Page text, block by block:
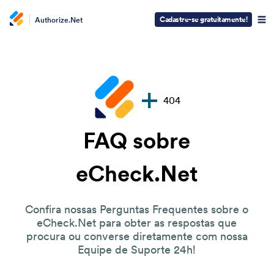
Authorize.Net Cadastre-se gratuitamente!
404
FAQ sobre
eCheck.Net
Confira nossas Perguntas Frequentes sobre o
eCheck.Net para obter as respostas que
procura ou converse diretamente com nossa
Equipe de Suporte 24h!